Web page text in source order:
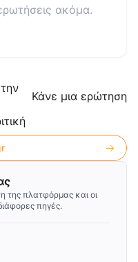
ακόμα.
Κάνε μια ερώτηση
της πλατφόρμας και οι
πηγές.